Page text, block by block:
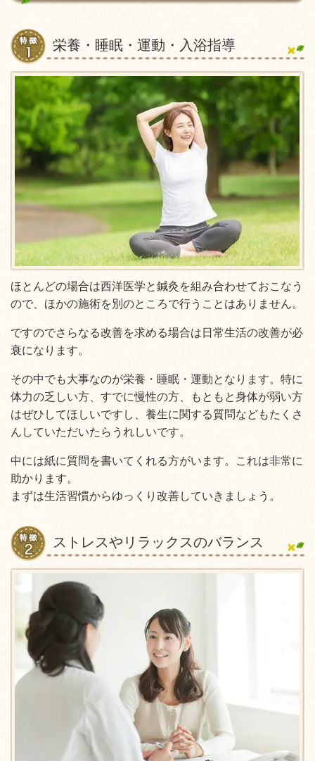
栄養・睡眠・運動・入浴指導
ほとんどの場合は西洋医学と鍼灸を組み合わせておこなう
ので、ほかの施術を別のところで行うことはありません。
ですのでさらなる改善を求める場合は日常生活の改善が必
衰になります。
その中でも大事なのが栄養・睡眠・運動となります。特に
体力の乏しい方、すでに慢性の方、もともと身体が弱い方
はぜひしてほしいですし、養生に関する質問などもたくさ
んしていただいたらうれしいです。
中には紙に質問を書いてくれる方がいます。これは非常に
助かります。
まずは生活習慣からゆっくり改善していきましょう。
ストレスやリラックスのバランス